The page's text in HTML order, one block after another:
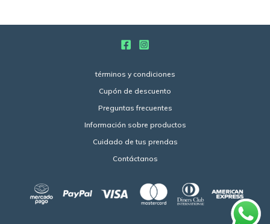
términos y condiciones
Cupón de descuento
Preguntas frecuentes
Información sobre productos
Cuidado de tus prendas
Contáctanos